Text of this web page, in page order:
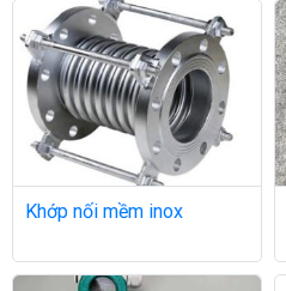
Khớp nối mềm inox